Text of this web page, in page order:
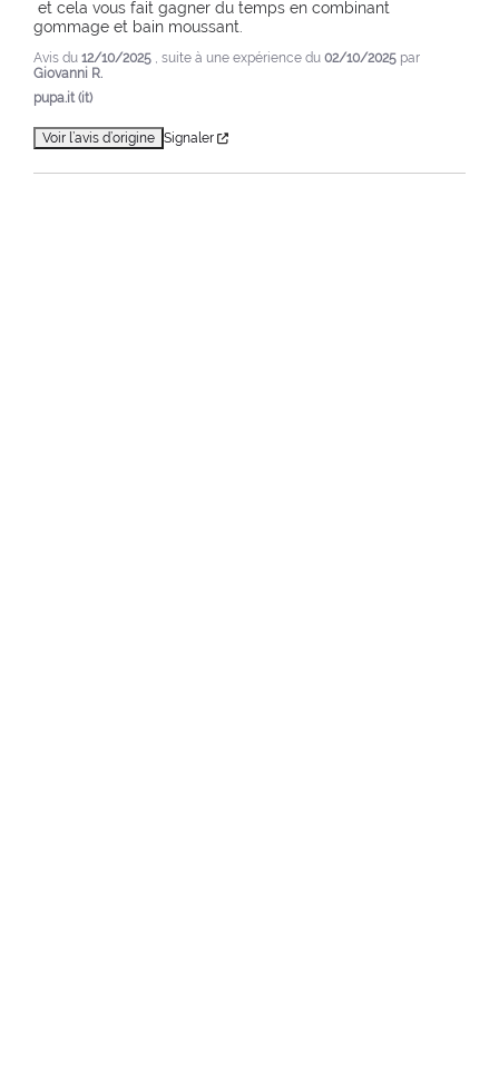
gommage et bain moussant.
Avis du 12/10/2025 , suite à une expérience du 02/10/2025 par
Giovanni R.
pupa.it (it)
Voir l’avis d’origine Signaler